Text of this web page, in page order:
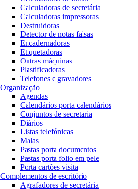
Calculadoras de secretária
Calculadoras impressoras
Destruidoras
Detector de notas falsas
Encadernadoras
Etiquetadoras
Outras máquinas
Plastificadoras
Telefones e gravadores
Organização
Agendas
Calendários porta calendários
Conjuntos de secretária
Diários
Listas telefónicas
Malas
Pastas porta documentos
Pastas porta folio em pele
Porta cartões visita
Complementos de escritório
Agrafadores de secretária